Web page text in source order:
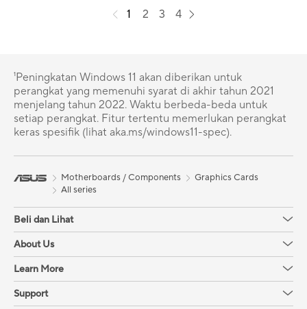
1 2 3 4
¹Peningkatan Windows 11 akan diberikan untuk
perangkat yang memenuhi syarat di akhir tahun 2021
menjelang tahun 2022. Waktu berbeda-beda untuk
setiap perangkat. Fitur tertentu memerlukan perangkat
keras spesifik (lihat aka.ms/windows11-spec).
Motherboards / Components
Graphics Cards
All series
Beli dan Lihat
About Us
Learn More
Support